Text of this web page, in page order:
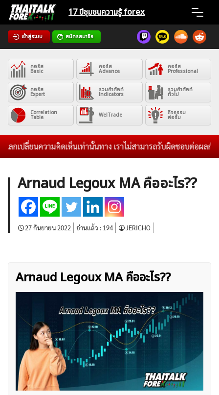
Skip
content
17 ปีชุมชนความรู้ forex
เข้าสู่ระบบ สมัครสมาชิก
Home
News
Articles
VPS Register
ค้นหา
สำหรับ:
คอร์ส
Basic
คอร์ส
Advance
คอร์ส
Professional
คอร์ส
Expert
รวมคำศัพท์
Indicators
รวมคำศัพท์
ทั่วไป
Correlation
Table WelTrade กิจกรรม
ฟอรั่ม
เปลี่ยนความคิดเห็นเท่านั้นทาง เราไม่สามารถรับผิดชอบต่อผลกำไร
Arnaud Legoux MA คืออะไร??
27 กันยายน 2022 อ่านแล้ว : 194 JERICHO
Arnaud Legoux MA คืออะไร??